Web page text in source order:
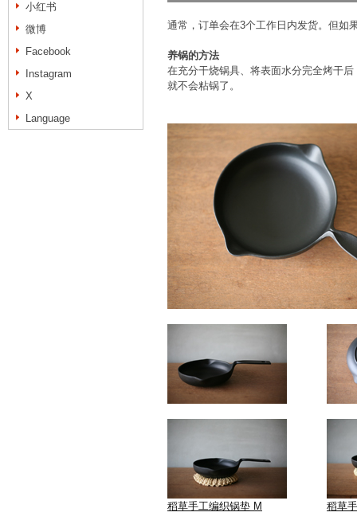
小红书
微博
Facebook
Instagram
X
Language
通常，订单会在3个工作日内发货。但如
养锅的方法
在充分干烧锅具、将表面水分完全烤干
就不会粘锅了。
稻草手工编织锅垫 M 稻草